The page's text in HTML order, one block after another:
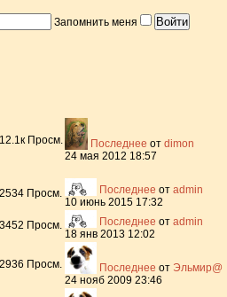
Запомнить меня
12.1к Просм. Последнее от dimon
24 мая 2012 18:57
2534 Просм. Последнее от admin
10 июнь 2015 17:32
3452 Просм. Последнее от admin
18 янв 2013 12:02
2936 Просм. Последнее от Эльмир@
24 нояб 2009 23:46